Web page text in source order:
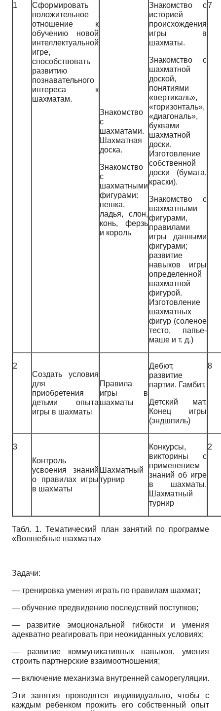
1
Сформировать
положительное
отношение к
обучению новой
интеллектуальной
игре,
способствовать
развитию
познавательного
интереса к
шахматам.
Знакомство
с
шахматами.
Шахматная
доска.
Знакомство
с
шахматными
фигурами:
пешка,
ладья, слон,
конь, ферзь
и король
Знакомство с
историей
происхождения
игры в
шахматы.
Знакомство с
шахматной
доской,
понятиями
«вертикаль»,
«горизонталь»,
«диагональ»,
буквами
шахматной
доски.
Изготовление
собственной
доски (бумага,
краски).
Знакомство с
шахматными
фигурами,
правилами
игры данными
фигурами;
развитие
навыков игры
определенной
шахматной
фигурой.
Изготовление
шахматных
фигур (соленое
тесто, папье-
маше и т. д.)
7
2
Создать условия
для
приобретения
детьми опыта
игры в шахматы
Правила
игры в
шахматы
Дебют,
развитие
партии. Гамбит.
Детский мат.
Конец игры
(эндшпиль)
8
3
Контроль
усвоения знаний
о правилах игры
в шахматы
Шахматный
турнир
Конкурсы,
викторины с
применением
знаний об игре
в шахматы.
Шахматный
турнир
2
Табл. 1. Тематический план занятий по программе
«Волшебные шахматы»
Задачи:
— тренировка умения играть по правилам шахмат;
— обучение предвидению последствий поступков;
— развитие эмоциональной гибкости и умения
адекватно реагировать при неожиданных условиях;
— развитие коммуникативных навыков, умения
строить партнерские взаимоотношения;
— включение механизма внутренней саморегуляции.
Эти занятия проводятся индивидуально, чтобы с
каждым ребенком прожить его собственный опыт